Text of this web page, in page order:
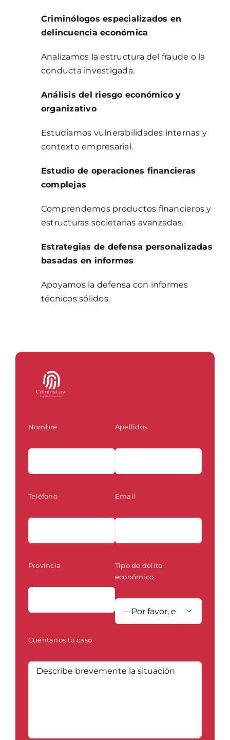
Criminólogos especializados en
delincuencia económica
Analizamos la estructura del fraude o la
conducta investigada.
Análisis del riesgo económico y
organizativo
Estudiamos vulnerabilidades internas y
contexto empresarial.
Estudio de operaciones financieras
complejas
Comprendemos productos financieros y
estructuras societarias avanzadas.
Estrategias de defensa personalizadas
basadas en informes
Apoyamos la defensa con informes
técnicos sólidos.
Nombre Apellidos
Teléfono Email
Provincia
Tipo de delito
económico

Cuéntanos tu caso